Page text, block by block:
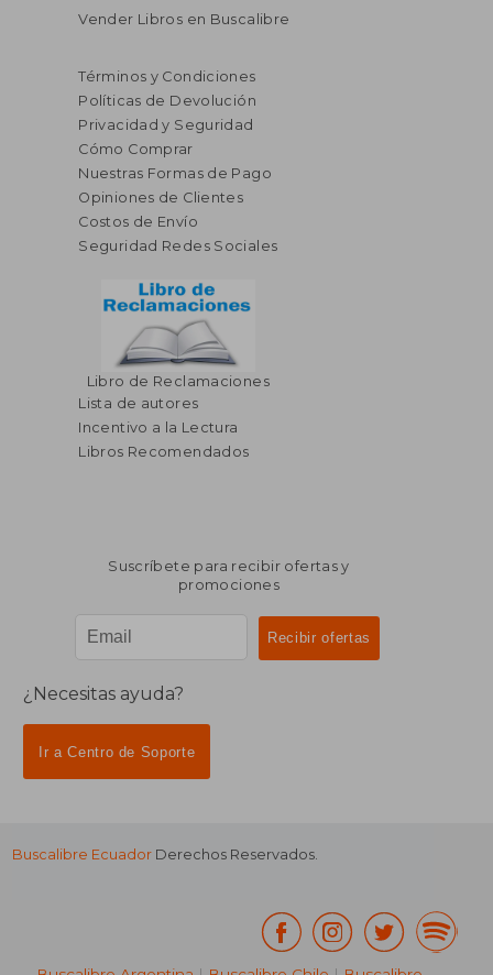
Vender Libros en Buscalibre
Términos y Condiciones
Políticas de Devolución
Privacidad y Seguridad
Cómo Comprar
Nuestras Formas de Pago
Opiniones de Clientes
Costos de Envío
Seguridad Redes Sociales
Libro de Reclamaciones
Lista de autores
Incentivo a la Lectura
Libros Recomendados
Suscríbete para recibir ofertas y
promociones
¿Necesitas ayuda?
Ir a Centro de Soporte
Buscalibre Ecuador Derechos Reservados.